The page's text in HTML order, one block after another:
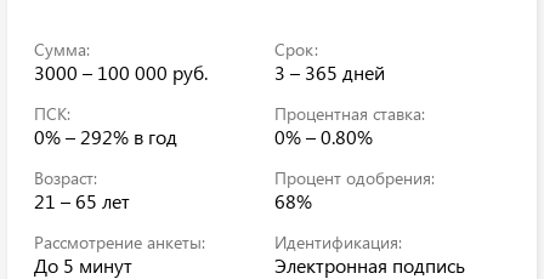
Сумма:
3000 – 100 000 руб.
Срок:
3 – 365 дней
ПСК:
0% – 292% в год
Процентная ставка:
0% – 0.80%
Возраст:
21 – 65 лет
Процент одобрения:
68%
Рассмотрение анкеты:
До 5 минут
Идентификация:
Электронная подпись